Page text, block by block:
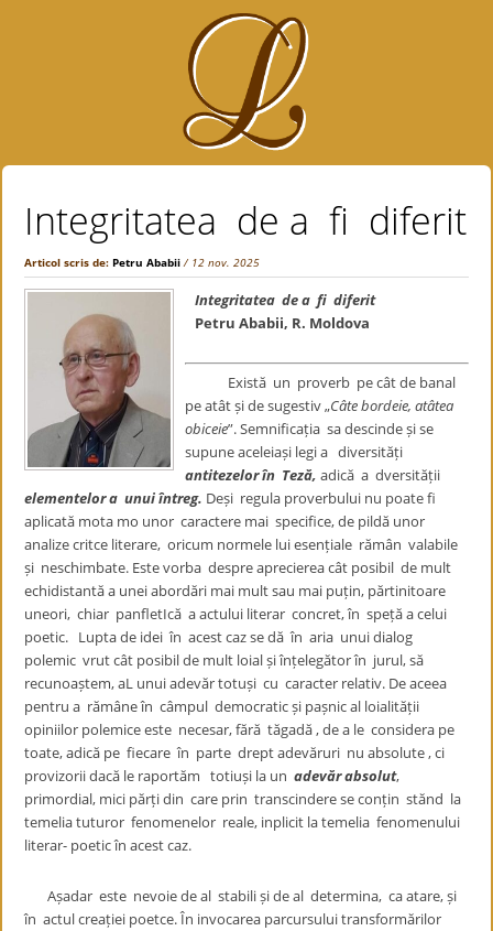
Integritatea de a fi diferit
Articol scris de:Petru Ababii / 12 nov. 2025
Integritatea de a fi diferit
Petru Ababii, R. Moldova
Există un proverb pe cât de banal
pe atât și de sugestiv „Câte bordeie, atâtea
obiceie”. Semnificația sa descinde și se
supune aceleiași legi a diversități
antitezelor în Teză,adică a dversității
elementelor a unui întreg. Deși regula proverbului nu poate fi
aplicată mota mo unor caractere mai specifice, de pildă unor
analize critce literare, oricum normele lui esențiale rămân valabile
și neschimbate. Este vorba despre aprecierea cât posibil de mult
echidistantă a unei abordări mai mult sau mai puțin, părtinitoare
uneori, chiar panfletIcă a actului literar concret, în speță a celui
poetic. Lupta de idei în acest caz se dă în aria unui dialog
polemic vrut cât posibil de mult loial și înțelegător în jurul, să
recunoaștem, aL unui adevăr totuși cu caracter relativ. De aceea
pentru a rămâne în câmpul democratic și pașnic al loialității
opiniilor polemice este necesar, fără tăgadă , de a le considera pe
toate, adică pe fiecare în parte drept adevăruri nu absolute , ci
provizorii dacă le raportăm totiuși la unadevăr absolut,
primordial, mici părți din care prin transcindere se conțin stănd la
temelia tuturor fenomenelor reale, inplicit la temelia fenomenului
literar- poetic în acest caz.
Așadar este nevoie de al stabili și de al determina, ca atare, și
în actul creației poetce. În invocarea parcursului transformărilor